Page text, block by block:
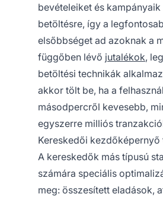
bevételeiket és
betöltésre, így a
elsőbbséget ad azoknak a
függőben lévő jutalékok,
betöltési technikák
akkor tölt be, ha a
másodpercről kevesebb,
egyszerre milliós
Kereskedői
A kereskedők más típusú
számára speciális
meg: összesített eladások,